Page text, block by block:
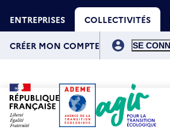
au
contenu
principal
ENTREPRISES COLLECTIVITÉS
compte
CRÉER MON COMPTE